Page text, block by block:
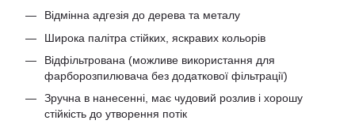
Відмінна адгезія до дерева та металу
Широка палітра стійких, яскравих кольорів
Відфільтрована (можливе використання для
фарборозпилювача без додаткової фільтрації)
Зручна в нанесенні, має чудовий розлив і хорошу
стійкість до утворення потік